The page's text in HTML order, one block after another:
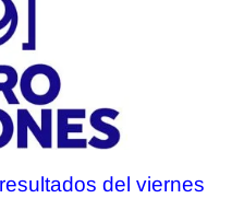
del viernes